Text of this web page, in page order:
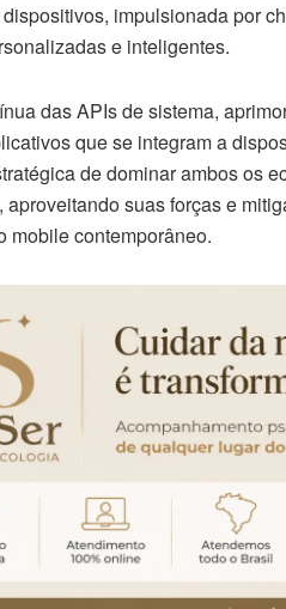
impulsionada por
e inteligentes.
das APIs de sistema,
que se integram a
de dominar ambos os
suas forças e
mobile contemporâneo.